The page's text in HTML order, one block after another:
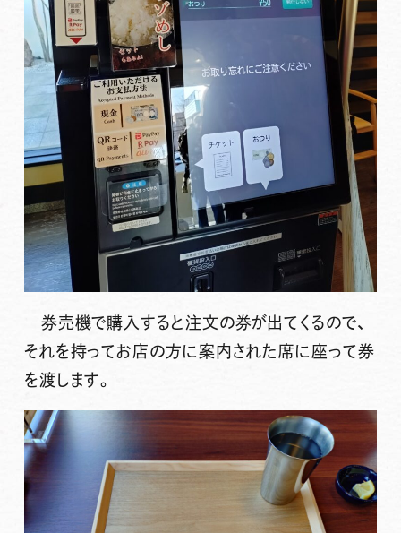
券売機で購入すると注文の券が出てくるので、
それを持ってお店の方に案内された席に座って券
を渡します。